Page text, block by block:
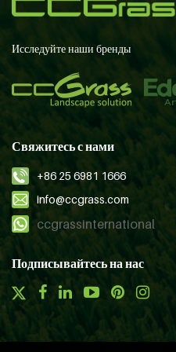
Исследуйте наши бренды
Свяжитесь с нами
+86 25 6981 1666
info@ccgrass.com
ccgrassinternational
Подписывайтесь на нас